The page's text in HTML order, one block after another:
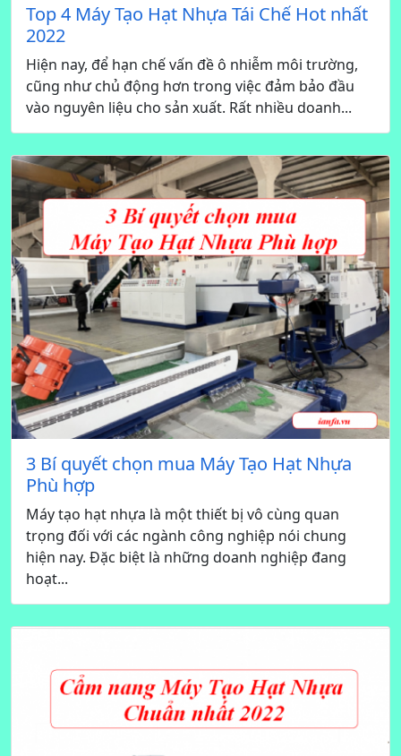
Top 4 Máy Tạo Hạt Nhựa Tái Chế Hot nhất
2022
Hiện nay, để hạn chế vấn đề ô nhiễm môi trường,
cũng như chủ động hơn trong việc đảm bảo đầu
vào nguyên liệu cho sản xuất. Rất nhiều doanh...
3 Bí quyết chọn mua Máy Tạo Hạt Nhựa
Phù hợp
Máy tạo hạt nhựa là một thiết bị vô cùng quan
trọng đối với các ngành công nghiệp nói chung
hiện nay. Đặc biệt là những doanh nghiệp đang
hoạt...